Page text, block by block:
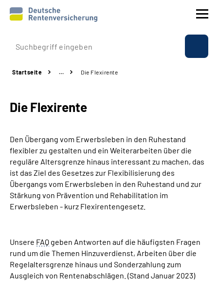
Prävention
Rente
Beratung & Kontakt
Experten
Über uns & Presse
Suche
Language
Startseite … Die Flexirente
Die Flexirente
Den Übergang vom Erwerbsleben in den Ruhestand
flexibler zu gestalten und ein Weiterarbeiten über die
reguläre Altersgrenze hinaus interessant zu machen, das
ist das Ziel des Gesetzes zur Flexibilisierung des
Übergangs vom Erwerbsleben in den Ruhestand und zur
Stärkung von Prävention und Rehabilitation im
Erwerbsleben - kurz Flexirentengesetz.
Unsere FAQ geben Antworten auf die häufigsten Fragen
rund um die Themen Hinzuverdienst, Arbeiten über die
Regelaltersgrenze hinaus und Sonderzahlung zum
Ausgleich von Rentenabschlägen. (Stand Januar 2023)